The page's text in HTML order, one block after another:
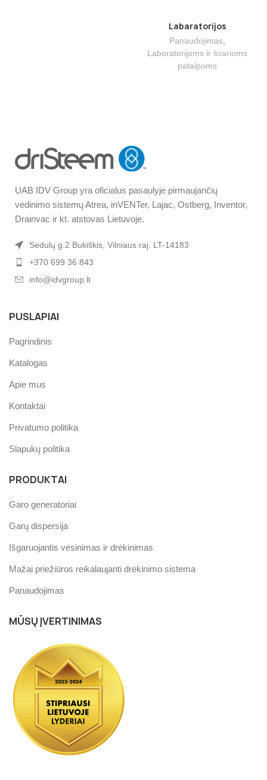
Labaratorijos
Panaudojimas
Laboratorijoms ir švarioms
patalpoms
UAB IDV Group yra oficialus pasaulyje pirmaujančių
vėdinimo sistemų Atrea, inVENTer, Lajac, Ostberg, Inventor,
Drainvac ir kt. atstovas Lietuvoje.
Sedulų g.2 Bukiškis, Vilniaus raj. LT-14183
+370 699 36 843
info@idvgroup.lt
PUSLAPIAI
Pagrindinis
Katalogas
Apie mus
Kontaktai
Privatumo politika
Slapukų politika
PRODUKTAI
Garo generatoriai
Garų dispersija
Išgaruojantis vėsinimas ir drėkinimas
Mažai priežiūros reikalaujanti drėkinimo sistema
Panaudojimas
MŪSŲ ĮVERTINIMAS